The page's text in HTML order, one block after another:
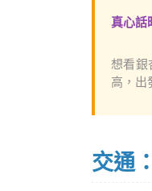
真心話
想看銀
高，出
交通